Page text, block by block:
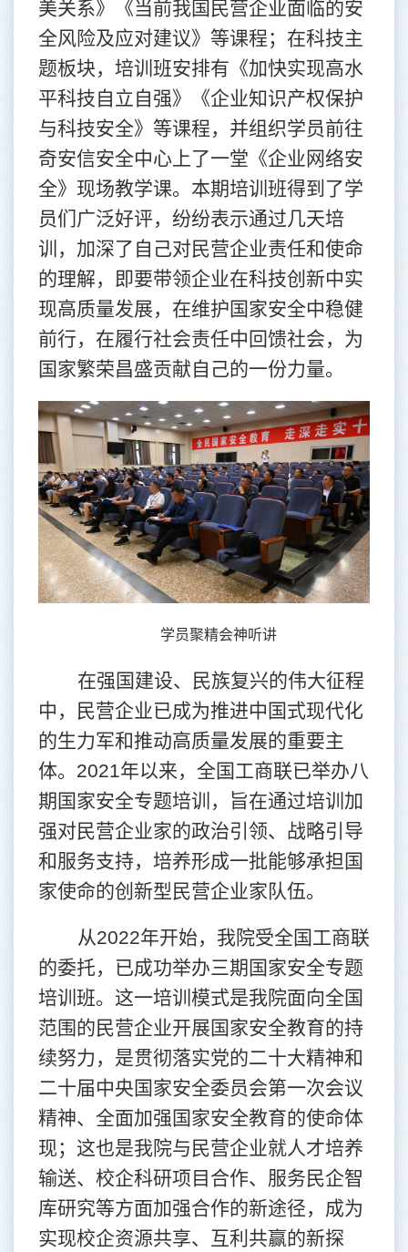
美关系》《当前我国民营企业面临的安
全风险及应对建议》等课程；在科技主
题板块，培训班安排有《加快实现高水
平科技自立自强》《企业知识产权保护
与科技安全》等课程，并组织学员前往
奇安信安全中心上了一堂《企业网络安
全》现场教学课。本期培训班得到了学
员们广泛好评，纷纷表示通过几天培
训，加深了自己对民营企业责任和使命
的理解，即要带领企业在科技创新中实
现高质量发展，在维护国家安全中稳健
前行，在履行社会责任中回馈社会，为
国家繁荣昌盛贡献自己的一份力量。
学员聚精会神听讲
在强国建设、民族复兴的伟大征程
中，民营企业已成为推进中国式现代化
的生力军和推动高质量发展的重要主
体。 2021年以来，全国工商联已举办八
期国家安全专题培训，旨在通过培训加
强对民营企业家的政治引领、战略引导
和服务支持，培养形成一批能够承担国
家使命的创新型民营企业家队伍。
从2022年开始，我院受全国工商联
的委托，已成功举办三期国家安全专题
培训班。这一培训模式是我院面向全国
范围的民营企业开展国家安全教育的持
续努力，是贯彻落实党的二十大精神和
二十届中央国家安全委员会第一次会议
精神、全面加强国家安全教育的使命体
现；这也是我院与民营企业就人才培养
输送、校企科研项目合作、服务民企智
库研究等方面加强合作的新途径，成为
实现校企资源共享、互利共赢的新探